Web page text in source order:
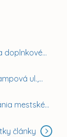
Samoobslužná predajňa potravín a doplnkového tovaru
ul.,...
Košice menia sociálnu politiku: chránia mestské byty...
články